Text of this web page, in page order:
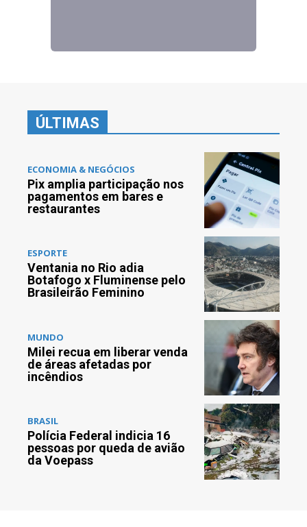
ÚLTIMAS
ECONOMIA & NEGÓCIOS
Pix amplia participação nos
pagamentos em bares e
restaurantes
ESPORTE
Ventania no Rio adia
Botafogo x Fluminense pelo
Brasileirão Feminino
MUNDO
Milei recua em liberar venda
de áreas afetadas por
incêndios
BRASIL
Polícia Federal indicia 16
pessoas por queda de avião
da Voepass